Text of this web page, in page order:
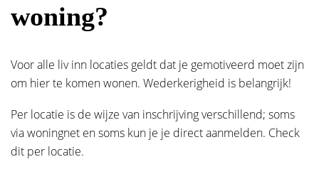
Telefoonnummer*
E-mailadres*
Telefoonnummer*
woning?
Voor alle liv inn locaties geldt dat je gemotiveerd moet zijn
om hier te komen wonen. Wederkerigheid is belangrijk!
Per locatie is de wijze van inschrijving verschillend; soms
via woningnet en soms kun je je direct aanmelden. Check
dit per locatie.